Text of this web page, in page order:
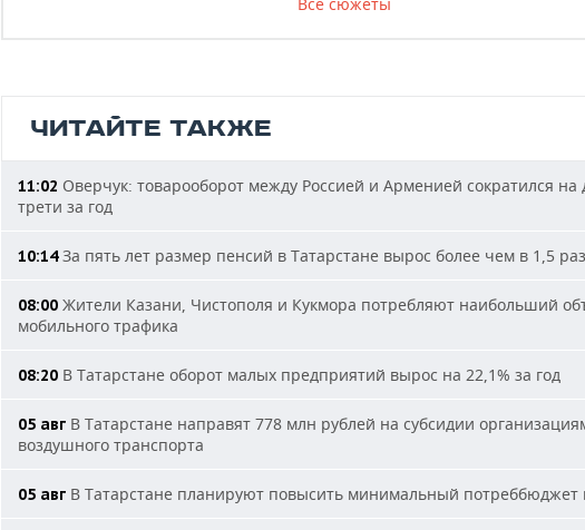
ЧИТАЙТЕ ТАКЖЕ
11:02 Оверчук: товарооборот между Россией и Арменией сократился на
трети за год
10:14За пять лет размер пенсий в Татарстане вырос более чем в 1,5
08:00 Жители Казани, Чистополя и Кукмора потребляют наибольший
мобильного трафика
08:20 В Татарстане оборот малых предприятий вырос на 22,1% за год
05 авг В Татарстане направят 778 млн рублей на субсидии
воздушного транспорта
05 авг В Татарстане планируют повысить минимальный потреббюджет